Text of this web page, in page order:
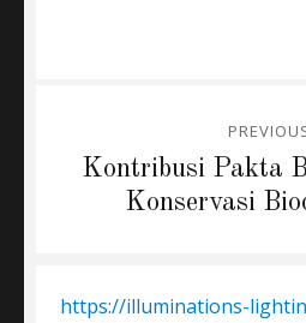
navigation
PreviousKontribusi Pakta
Konservasi
https://illuminations-